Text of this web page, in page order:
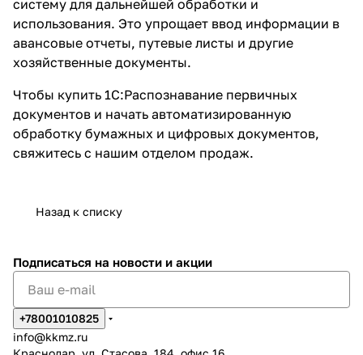
систему для дальнейшей обработки и
использования. Это упрощает ввод информации в
авансовые отчеты, путевые листы и другие
хозяйственные документы.
Чтобы купить 1С:Распознавание первичных
документов и начать автоматизированную
обработку бумажных и цифровых документов,
свяжитесь с нашим отделом продаж.
Назад к списку
Подписаться на новости и акции
+78001010825
info@kkmz.ru